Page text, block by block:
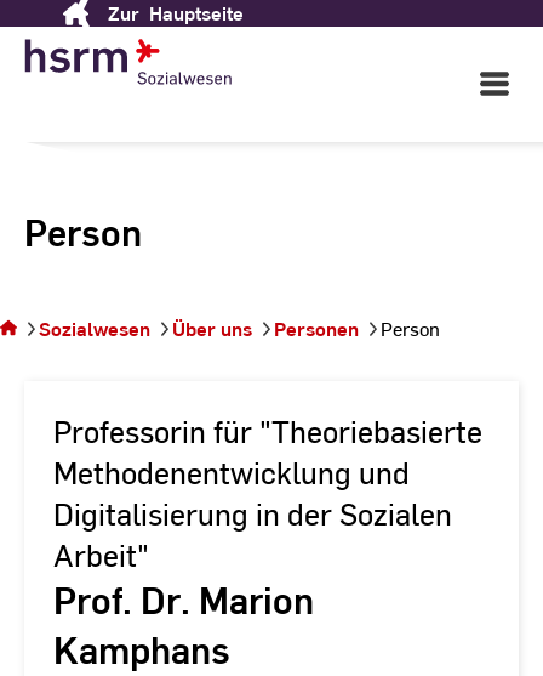
Content
Zur Hauptseite
Open
Main
Person
sich auf
der
Sozialwesen Über uns Personen Person
Professorin für "Theoriebasierte
Methodenentwicklung und
Digitalisierung in der Sozialen
Arbeit"
Prof. Dr. Marion
Kamphans